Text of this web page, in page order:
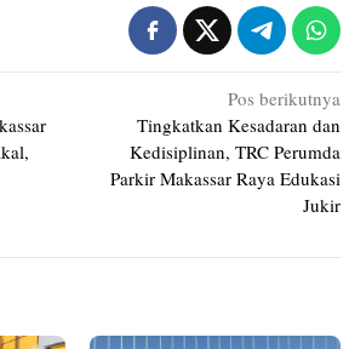
Pos berikutnya
Tingkatkan Kesadaran dan
Kedisiplinan, TRC Perumda
Parkir Makassar Raya Edukasi
Jukir